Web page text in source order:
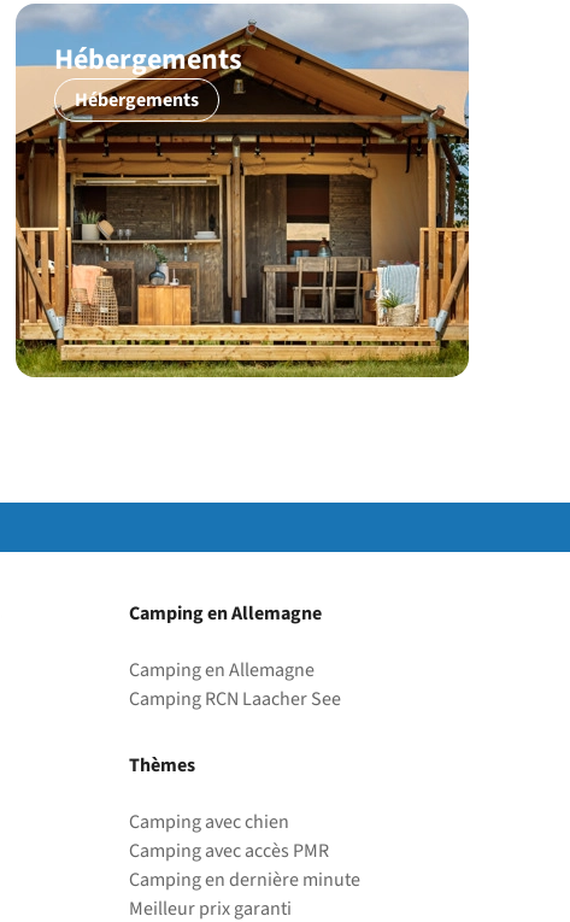
Hébergements
Hébergements
Camping en Allemagne
Camping en Allemagne
Camping RCN Laacher See
Thèmes
Camping avec chien
Camping avec accès PMR
Camping en dernière minute
Meilleur prix garanti